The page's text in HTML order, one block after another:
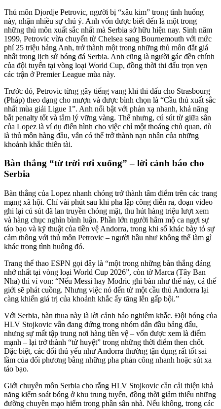
Thủ môn Djordje Petrovic, người bị “xâu kim” trong tình huống
này, nhận nhiều sự chú ý. Anh vốn được biết đến là một trong
những thủ môn xuất sắc nhất mà Serbia sở hữu hiện nay. Sinh năm
1999, Petrovic vừa chuyển từ Chelsea sang Bournemouth với mức
phí 25 triệu bảng Anh, trở thành một trong những thủ môn đắt giá
nhất trong lịch sử bóng đá Serbia. Anh cũng là người gác đền chính
của đội tuyển tại vòng loại World Cup, đồng thời thi đấu trọn vẹn
các trận ở Premier League mùa này.
Trước đó, Petrovic từng gây tiếng vang khi thi đấu cho Strasbourg
(Pháp) theo dạng cho mượn và được bình chọn là “Cầu thủ xuất sắc
nhất mùa giải Ligue 1”. Anh nổi bật với phản xạ nhanh, khả năng
bắt penalty tốt và tâm lý vững vàng. Thế nhưng, cú sút từ giữa sân
của Lopez là ví dụ điển hình cho việc chỉ một thoáng chủ quan, dù
là thủ môn hàng đầu, vẫn có thể trở thành nạn nhân của những
khoảnh khắc thiên tài.
Bàn thắng “từ trời rơi xuống” – lời cảnh báo cho
Serbia
Bàn thắng của Lopez nhanh chóng trở thành tâm điểm trên các trang
mạng xã hội. Chỉ vài phút sau khi pha lập công diễn ra, đoạn video
ghi lại cú sút đã lan truyền chóng mặt, thu hút hàng triệu lượt xem
và hàng chục nghìn bình luận. Phần lớn người hâm mộ ca ngợi sự
táo bạo và kỹ thuật của tiền vệ Andorra, trong khi số khác bày tỏ sự
cảm thông với thủ môn Petrovic – người hầu như không thể làm gì
khác trong tình huống đó.
Trang thể thao ESPN gọi đây là “một trong những bàn thắng đáng
nhớ nhất tại vòng loại World Cup 2026”, còn tờ Marca (Tây Ban
Nha) thì ví von: “Nếu Messi hay Modric ghi bàn như thế này, cả thế
giới sẽ phát cuồng. Nhưng việc nó đến từ một cầu thủ Andorra lại
càng khiến giá trị của khoảnh khắc ấy tăng lên gấp bội.”
Với Serbia, bàn thua này là lời cảnh báo nghiêm khắc. Đội bóng của
HLV Stojkovic vẫn đang đứng trong nhóm dẫn đầu bảng đấu,
nhưng sự mất tập trung nơi hàng tiền vệ – vốn được xem là điểm
mạnh – lại trở thành “tử huyệt” trong những thời điểm then chốt.
Đặc biệt, các đối thủ yếu như Andorra thường tận dụng rất tốt sai
lầm của đối phương bằng những pha phản công nhanh hoặc sút xa
táo bạo.
Giới chuyên môn Serbia cho rằng HLV Stojkovic cần cải thiện khả
năng kiểm soát bóng ở khu trung tuyến, đồng thời giảm thiểu những
đường chuyền mạo hiểm trong phần sân nhà. Nếu không, trong các